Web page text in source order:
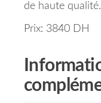
de haute qualité.
Prix: 3840 DH